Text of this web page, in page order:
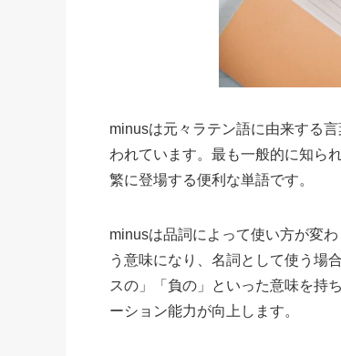
minusは元々ラテン語に由来する
われています。最も一般的に知ら
繁に登場する便利な単語です。
minusは品詞によって使い方が変
う意味になり、名詞として使う場
スの」「負の」といった意味を持
ーション能力が向上します。